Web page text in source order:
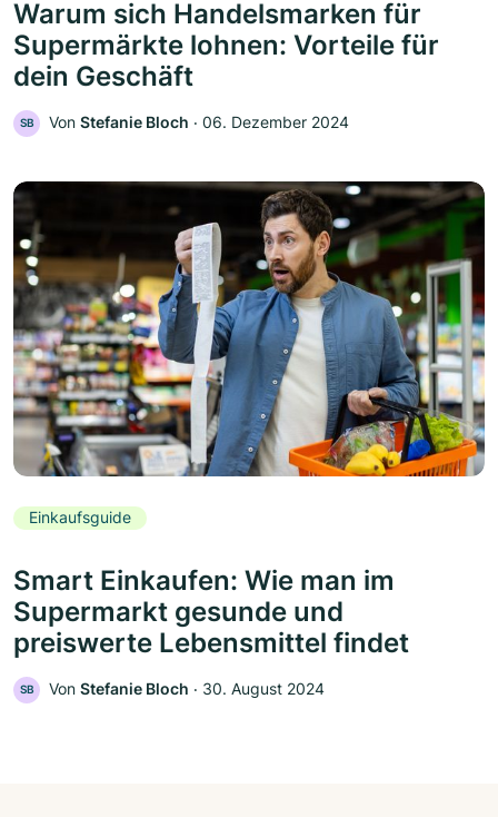
Warum sich Handelsmarken für
Supermärkte lohnen: Vorteile für
dein Geschäft
SB Von Stefanie Bloch ‧ 06. Dezember 2024
Einkaufsguide
Smart Einkaufen: Wie man im
Supermarkt gesunde und
preiswerte Lebensmittel findet
SB Von Stefanie Bloch ‧ 30. August 2024